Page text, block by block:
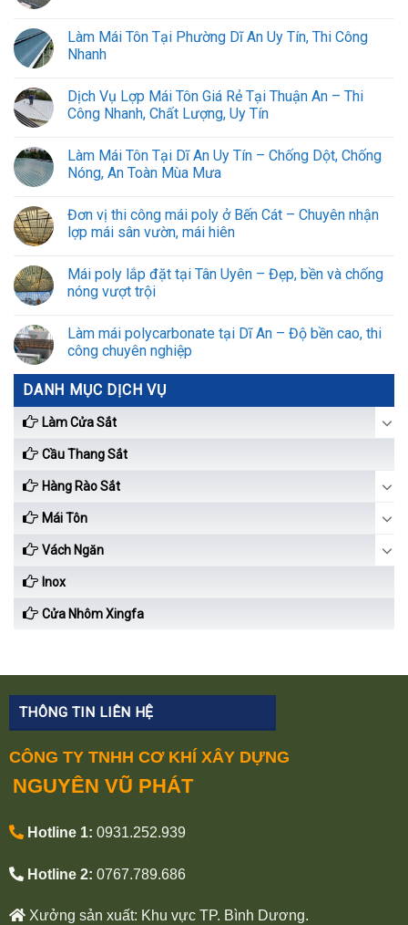
Làm Mái Tôn Tại Phường Dĩ An Uy Tín, Thi Công
Nhanh
Dịch Vụ Lợp Mái Tôn Giá Rẻ Tại Thuận An – Thi
Công Nhanh, Chất Lượng, Uy Tín
Làm Mái Tôn Tại Dĩ An Uy Tín – Chống Dột, Chống
Nóng, An Toàn Mùa Mưa
Đơn vị thi công mái poly ở Bến Cát – Chuyên nhận
lợp mái sân vườn, mái hiên
Mái poly lắp đặt tại Tân Uyên – Đẹp, bền và chống
nóng vượt trội
Làm mái polycarbonate tại Dĩ An – Độ bền cao, thi
công chuyên nghiệp
DANH MỤC DỊCH VỤ
Làm Cửa Sắt
Cầu Thang Sắt
Hàng Rào Sắt
Mái Tôn
Vách Ngăn
Inox
Cửa Nhôm Xingfa
THÔNG TIN LIÊN HỆ
CÔNG TY TNHH CƠ KHÍ XÂY DỰNG
NGUYÊN VŨ PHÁT
Hotline 1: 0931.252.939
Hotline 2: 0767.789.686
Xưởng sản xuất: Khu vực TP. Bình Dương.